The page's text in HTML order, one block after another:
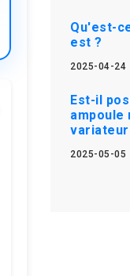
Qu'est-
est ?
2025-04-24
Est-il
ampoule
variateur
2025-05-05